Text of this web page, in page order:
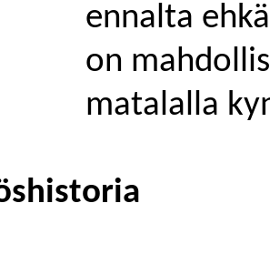
ennalta
on
matalalla